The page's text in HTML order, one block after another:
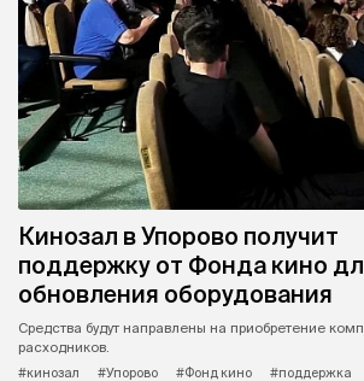
Кинозал в Упорово получит
поддержку от Фонда кино
обновления оборудования
Средства будут направлены на приобретение
расходников.
#кинозал
#Упорово #Фонд кино #поддержка